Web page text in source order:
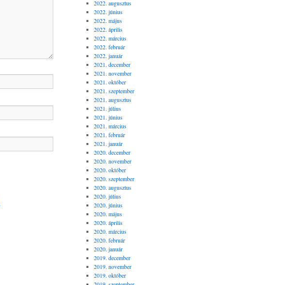
2022. augusztus
2022. június
2022. május
2022. április
2022. március
2022. február
2022. január
2021. december
2021. november
2021. október
2021. szeptember
2021. augusztus
2021. július
2021. június
2021. március
2021. február
2021. január
2020. december
2020. november
2020. október
2020. szeptember
2020. augusztus
2020. július
2020. június
2020. május
2020. április
2020. március
2020. február
2020. január
2019. december
2019. november
2019. október